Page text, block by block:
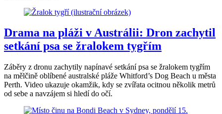
Drama na pláži v Austrálii: Dron zachytil
setkání psa se žralokem tygřím
Záběry z dronu zachytily napínavé setkání psa se žralokem tygřím
na mělčině oblíbené australské pláže Whitford’s Dog Beach u města
Perth. Video ukazuje okamžik, kdy se zvířata ocitnou několik metrů
od sebe a navzájem si hledí do očí.